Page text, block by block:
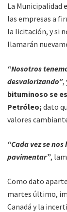
La Municipalidad
las empresas a
la licitación, y si
llamarán
“Nosotros
desvalorizando”,
bituminoso se
Petróleo; dato
valores
“Cada vez se
pavimentar”,
Como dato
martes último,
Canadá y la